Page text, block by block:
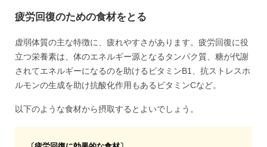
疲労回復のための食材をとる
虚弱体質の主な特徴に、疲れやすさがあります。疲労回復に役
立つ栄養素は、体のエネルギー源となるタンパク質、糖が代謝
されてエネルギーになるのを助けるビタミンB1、抗ストレスホ
ルモンの生成を助け抗酸化作用もあるビタミンCなど。
以下のような食材から摂取するとよいでしょう。